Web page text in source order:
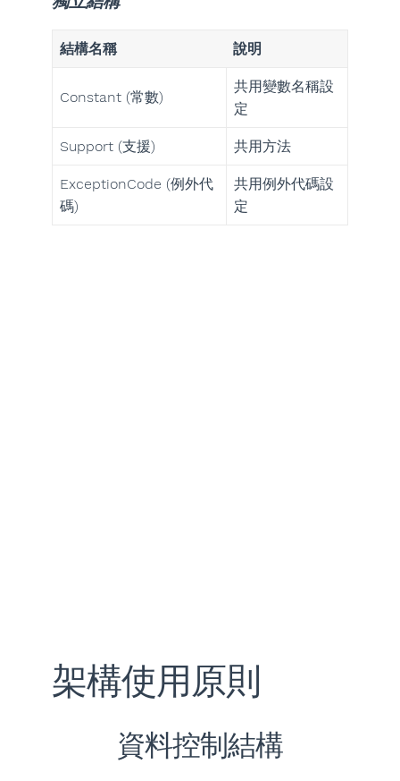
結構名稱 說明
Constant (常數)
共用變數名稱設
定
Support (支援) 共用方法
ExceptionCode (例外代
碼)
共用例外代碼設
定
架構使用原則
資料控制結構